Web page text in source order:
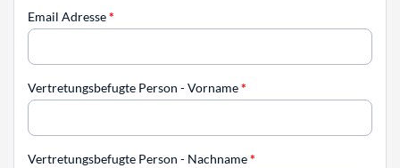
Email Adresse*
Vertretungsbefugte Person - Vorname*
Vertretungsbefugte Person - Nachname*